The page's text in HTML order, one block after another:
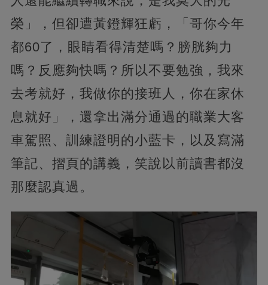
榮」，但卻遭黃鐙輝狂虧，「哥你今年
都60了，眼睛看得清楚嗎？膀胱夠力
嗎？反應夠快嗎？所以不要勉強，我來
去考就好，我做你的接班人，你在家休
息就好」，還拿出滿分通過的職業大客
車駕照、訓練證明的小藍卡，以及寫滿
筆記、摺頁的講義，笑說以前讀書都沒
那麼認真過。